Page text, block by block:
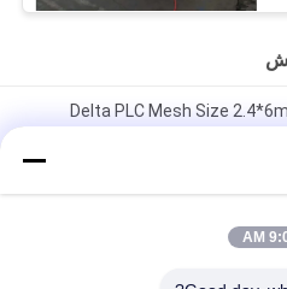
Delta PLC Mesh Size
Mesh Size
رابر 10mm تقویت میش 2.4 * 6m تقویت استیل بار میش جوش
9:06